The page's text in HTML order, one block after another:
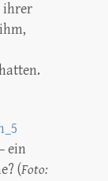
ihrer
ein
(Foto: